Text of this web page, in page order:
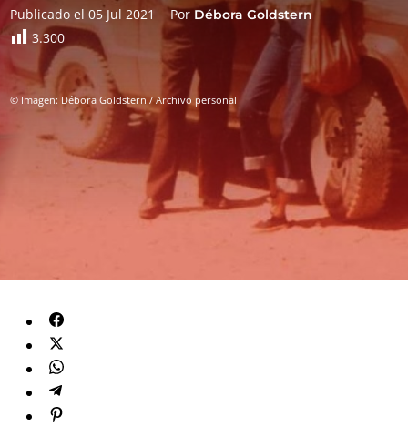
Publicado el 05 Jul 2021 PorDébora Goldstern
3.300
© Imagen: Débora Goldstern / Archivo personal